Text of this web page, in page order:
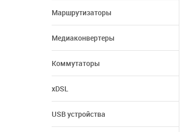
Маршрутизаторы
Медиаконвертеры
Коммутаторы
xDSL
USB устройства